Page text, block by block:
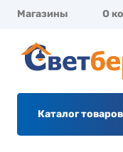
Магазины О
Каталог товаров